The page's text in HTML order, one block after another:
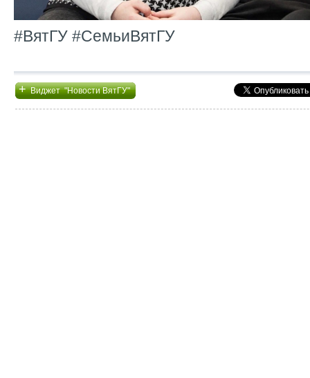
#ВятГУ #СемьиВятГУ
+Виджет "Новости ВятГУ"